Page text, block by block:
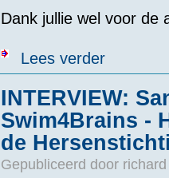
Dank jullie wel voor de
Lees verderover
INTERVIEW:
Swim4Brains -
de
Gepubliceerd door